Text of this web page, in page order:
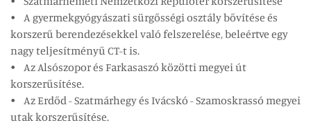
• A gyermekgyógyászati sürgősségi osztály bővítése és
korszerű berendezésekkel való felszerelése, beleértve egy
nagy teljesítményű CT-t is.
• Az Alsószopor és Farkasaszó közötti megyei út
korszerűsítése.
• Az Erdőd - Szatmárhegy és Ivácskó - Szamoskrassó megyei
utak korszerűsítése.